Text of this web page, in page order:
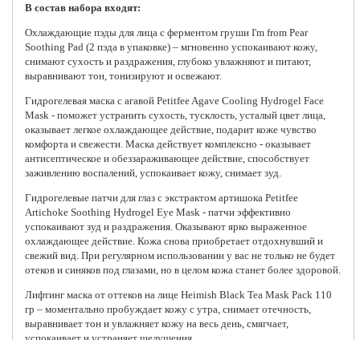
В состав набора входят:
Охлаждающие пэды для лица с ферментом груши I'm from Pear
Soothing Pad (2 пэда в упаковке) – мгновенно успокаивают кожу,
снимают сухость и раздражения, глубоко увлажняют и питают,
выравнивают тон, тонизируют и освежают.
Гидрогелевая маска с агавой Petitfee Agave Cooling Hydrogel Face
Mask -поможет устранить сухость, тусклость, усталый цвет лица,
оказывает легкое охлаждающее действие, подарит коже чувство
комфорта и свежести.Маска действует комплексно - оказывает
антисептическое и обеззараживающее действие, способствует
заживлению воспалений, успокаивает кожу, снимает зуд.
Гидрогелевые патчи для глаз с экстрактом артишока Petitfee
Artichoke Soothing Hydrogel Eye Mask - патчи эффективно
успокаивают зуд и раздражения. Оказывают ярко выраженное
охлаждающее действие. Кожа снова приобретает отдохнувший и
свежий вид. При регулярном использовании у вас не только не будет
отеков и синяков под глазами, но в целом кожа станет более здоровой.
Лифтинг маска от оттеков на лице Heimish Black Tea Mask Pack 110
гр – моментально пробуждает кожу с утра, снимает отечность,
выравнивает тон и увлажняет кожу на весь день, смягчает,